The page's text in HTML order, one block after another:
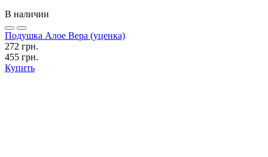
В наличии
Подушка Алое Вера (уценка)
272 грн.
455 грн.
Купить